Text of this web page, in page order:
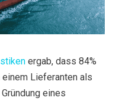
ergab, dass 84%
Lieferanten als
eines